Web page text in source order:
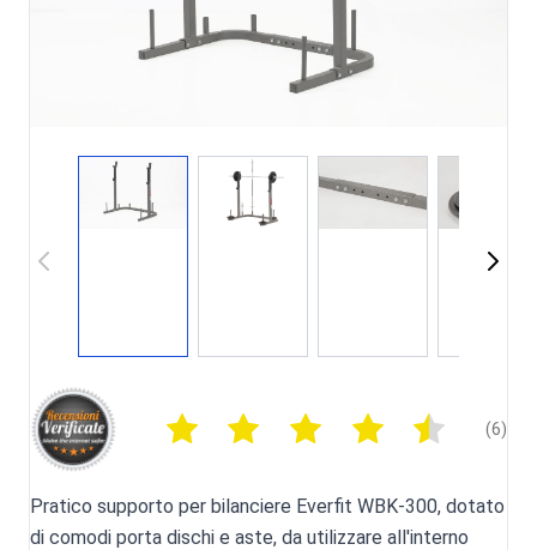
(6)
Pratico supporto per bilanciere Everfit WBK-300, dotato
di comodi porta dischi e aste, da utilizzare all'interno